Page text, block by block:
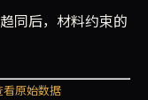
同后，材料约束的
看原始数据